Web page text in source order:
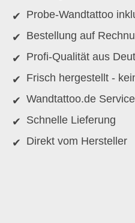
Probe-Wandtattoo
Bestellung auf
Profi-Qualität aus
Frisch hergestellt -
Wandtattoo.de
Schnelle Lieferung
Direkt vom Hersteller